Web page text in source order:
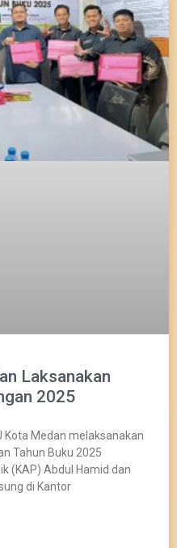
Laksanakan
2025
Kota Medan melaksanakan
Tahun Buku 2025
(KAP) Abdul Hamid dan
di Kantor